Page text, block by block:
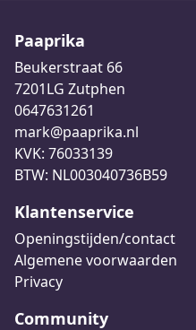
Paaprika
Beukerstraat 66
7201LG Zutphen
0647631261
mark@paaprika.nl
KVK: 76033139
BTW: NL003040736B59
Klantenservice
Openingstijden/contact
Algemene voorwaarden
Privacy
Community